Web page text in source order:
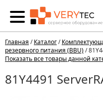
Главная /Каталог/
резервного питания (BBU)/
Показать все товары данной
81Y4491